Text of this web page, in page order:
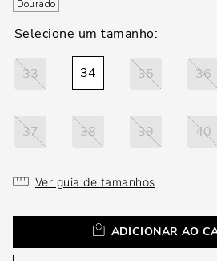
Dourado
33 34 35 36
37 38 39 40
Ver guia de tamanhos
ADICIONAR AO